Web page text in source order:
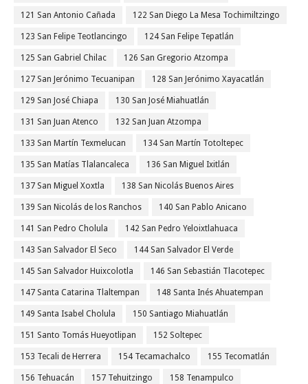
121 San Antonio Cañada 122 San Diego La Mesa Tochimiltzingo
123 San Felipe Teotlancingo 124 San Felipe Tepatlán
125 San Gabriel Chilac 126 San Gregorio Atzompa
127 San Jerónimo Tecuanipan 128 San Jerónimo Xayacatlán
129 San José Chiapa 130 San José Miahuatlán
131 San Juan Atenco 132 San Juan Atzompa
133 San Martín Texmelucan 134 San Martín Totoltepec
135 San Matías Tlalancaleca 136 San Miguel Ixitlán
137 San Miguel Xoxtla 138 San Nicolás Buenos Aires
139 San Nicolás de los Ranchos 140 San Pablo Anicano
141 San Pedro Cholula 142 San Pedro Yeloixtlahuaca
143 San Salvador El Seco 144 San Salvador El Verde
145 San Salvador Huixcolotla 146 San Sebastián Tlacotepec
147 Santa Catarina Tlaltempan 148 Santa Inés Ahuatempan
149 Santa Isabel Cholula 150 Santiago Miahuatlán
151 Santo Tomás Hueyotlipan 152 Soltepec
153 Tecali de Herrera 154 Tecamachalco 155 Tecomatlán
156 Tehuacán 157 Tehuitzingo 158 Tenampulco